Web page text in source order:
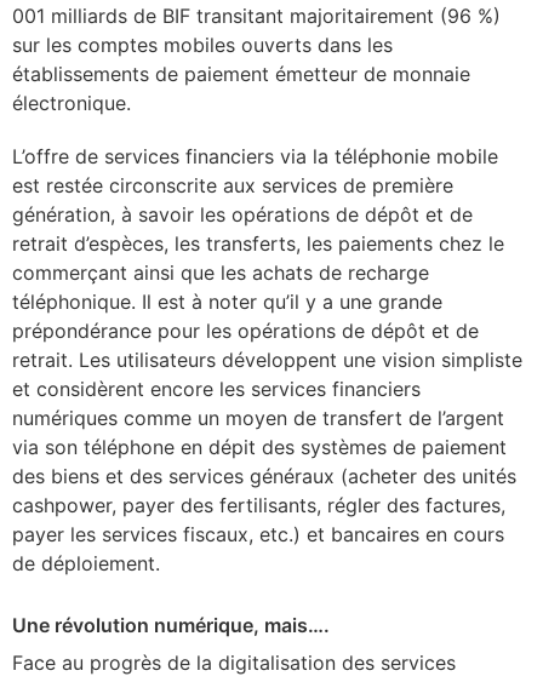
001 milliards de BIF transitant majoritairement (96 %)
sur les comptes mobiles ouverts dans les
établissements de paiement émetteur de monnaie
électronique.
L’offre de services financiers via la téléphonie mobile
est restée circonscrite aux services de première
génération, à savoir les opérations de dépôt et de
retrait d’espèces, les transferts, les paiements chez le
commerçant ainsi que les achats de recharge
téléphonique. Il est à noter qu’il y a une grande
prépondérance pour les opérations de dépôt et de
retrait. Les utilisateurs développent une vision simpliste
et considèrent encore les services financiers
numériques comme un moyen de transfert de l’argent
via son téléphone en dépit des systèmes de paiement
des biens et des services généraux (acheter des unités
cashpower, payer des fertilisants, régler des factures,
payer les services fiscaux, etc.) et bancaires en cours
de déploiement.
Une révolution numérique, mais….
Face au progrès de la digitalisation des services